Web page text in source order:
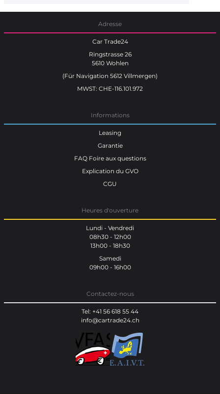
Adresse
Car Trade24
Ringstrasse 26
5610 Wohlen
(Für Navigation 5612 Villmergen)
MWST: CHE-116.101.972
Informations
Leasing
Garantie
FAQ Foire aux questions
Explication du GVO
CGU
Heures d'ouverture
Lundi - Vendredi
08h30 - 12h00
13h00 - 18h30
Samedi
09h00 - 16h00
Contactez-nous
Tel: +41 56 618 55 44
info@cartrade24.ch